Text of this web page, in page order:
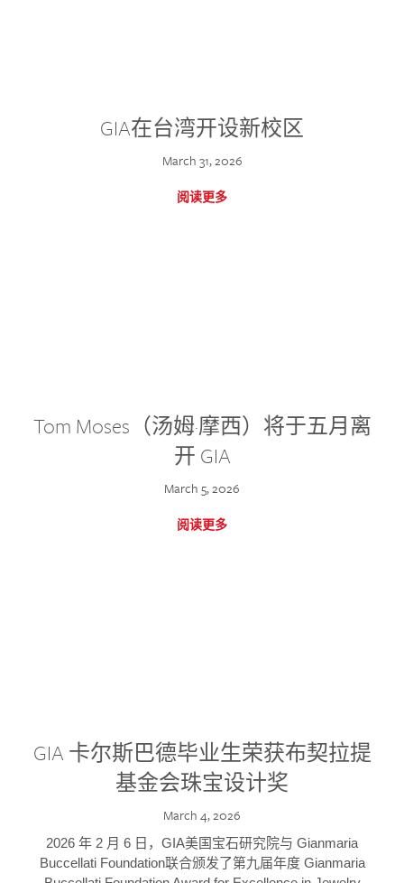
GIA在台湾开设新校区
March 31, 2026
阅读更多
Tom Moses（汤姆·摩西）将于五月离
开 GIA
March 5, 2026
阅读更多
GIA 卡尔斯巴德毕业生荣获布契拉提
基金会珠宝设计奖
March 4, 2026
2026 年 2 月 6 日，GIA美国宝石研究院与 Gianmaria
Buccellati Foundation联合颁发了第九届年度 Gianmaria